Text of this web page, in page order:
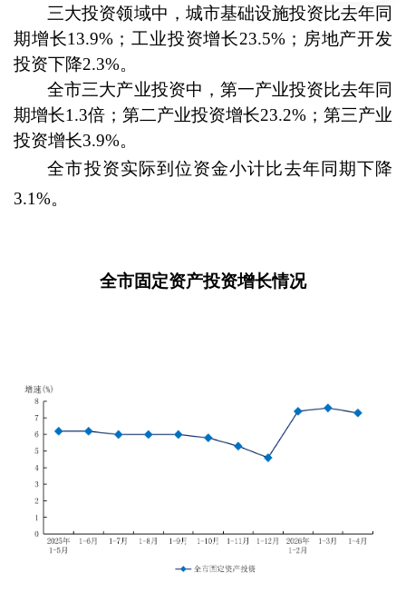
三大投资领域中，城市基础设施投资比去年同
期增长13.9%；工业投资增长23.5%；房地产开发
投资下降2.3%。
全市三大产业投资中，第一产业投资比去年同
期增长1.3倍 ；第二产业投资增长23.2%；第三产业
投资增长3.9%。
全市投资实际到位资金小计比去年同期下降
3.1%。
全市固定资产投资增长情况